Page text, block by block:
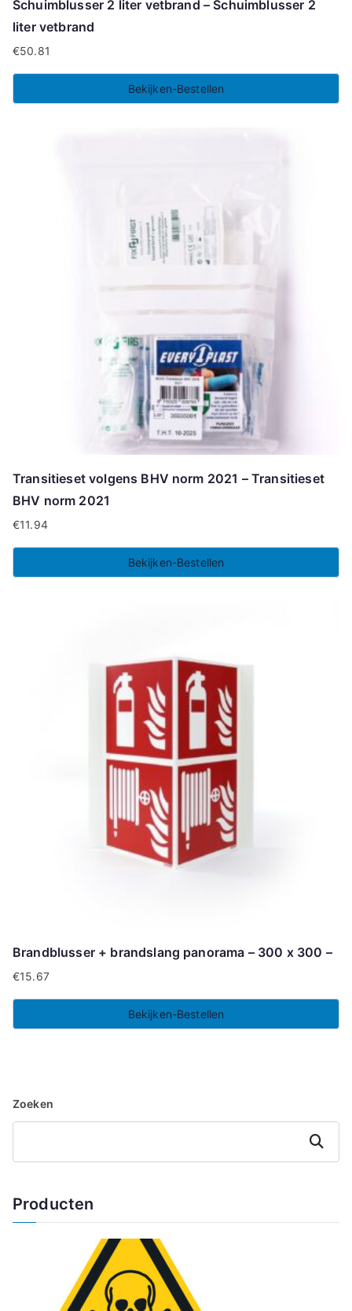
Schuimblusser 2 liter vetbrand – Schuimblusser 2
liter vetbrand
€50.81
Bekijken-Bestellen
Transitieset volgens BHV norm 2021 – Transitieset
BHV norm 2021
€11.94
Bekijken-Bestellen
Brandblusser + brandslang panorama – 300 x 300 –
€15.67
Bekijken-Bestellen
Zoeken
Zoeken
Producten